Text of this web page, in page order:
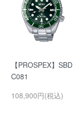
【PROSPEX】SBD
C081
108,900円(税込)